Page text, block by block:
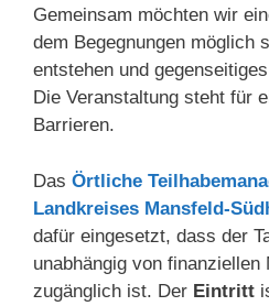
Gemeinsam möchten wir
dem Begegnungen möglich
entstehen und
Die Veranstaltung steht für
Barrieren.
Das Örtliche
Landkreises Mansfeld-
dafür eingesetzt, dass der
unabhängig von
zugänglich ist. Der Eintritt